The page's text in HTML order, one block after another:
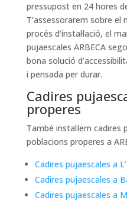
pressupost en 24 hores
T’assessorarem sobre el
procés d’instal·lació, el
pujaescales ARBECA
bona solució
i pensada per durar.
Cadires
properes
També instal·lem cadires
poblacions properes a
Cadires pujaescales a
Cadires pujaescales a
Cadires pujaescales a